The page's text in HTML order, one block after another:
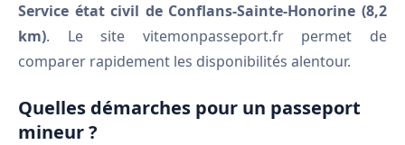
Service état civil de Conflans-Sainte-Honorine (8,2
km). Le site vitemonpasseport.fr permet de
comparer rapidement les disponibilités alentour.
Quelles démarches pour un passeport
mineur ?